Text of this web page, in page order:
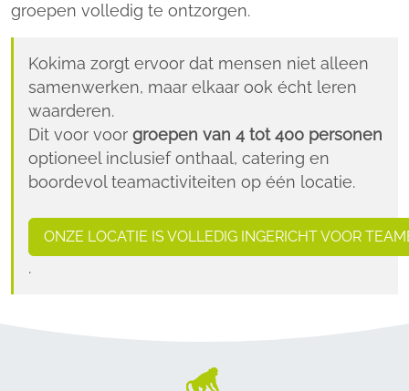
groepen volledig te ontzorgen.
Kokima zorgt ervoor dat mensen niet alleen
samenwerken, maar elkaar ook écht leren
waarderen.
Dit voor voor groepen van 4 tot 400 personen
optioneel inclusief onthaal, catering en
boordevol teamactiviteiten op één locatie.
ONZE LOCATIE IS VOLLEDIG INGERICHT VOOR
.